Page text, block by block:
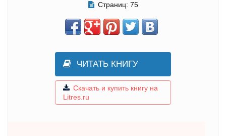
Страниц: 75
ЧИТАТЬ КНИГУ
Скачать и купить книгу на
Litres.ru